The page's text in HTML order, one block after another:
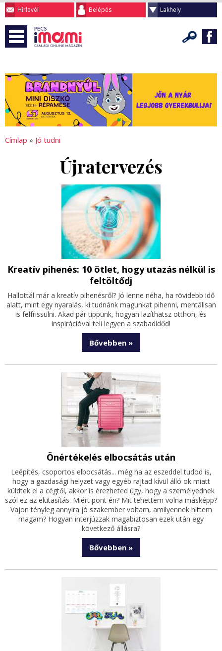
Hírlevél Belépés Lakhely
Címlap » Jó tudni
Újratervezés
Kreatív pihenés: 10 ötlet, hogy utazás nélkül is
feltöltődj
Hallottál már a kreatív pihenésről? Jó lenne néha, ha rövidebb idő
alatt, mint egy nyaralás, ki tudnánk magunkat pihenni, mentálisan
is felfrissülni. Akad pár tippünk, hogyan lazíthatsz otthon, és
inspirációval teli legyen a szabadidőd!
Bővebben »
Önértékelés elbocsátás után
Leépítés, csoportos elbocsátás... még ha az eszeddel tudod is,
hogy a gazdasági helyzet vagy egyéb rajtad kívül álló ok miatt
küldtek el a cégtől, akkor is érezheted úgy, hogy a személyednek
szól ez az elutasítás. Miért pont én? Mit tehettem volna másképp?
Vajon tényleg annyira jó szakember voltam, amilyennek hittem
magam? Hogyan interjúzzak magabiztosan ezek után egy
következő állásra?
Bővebben »